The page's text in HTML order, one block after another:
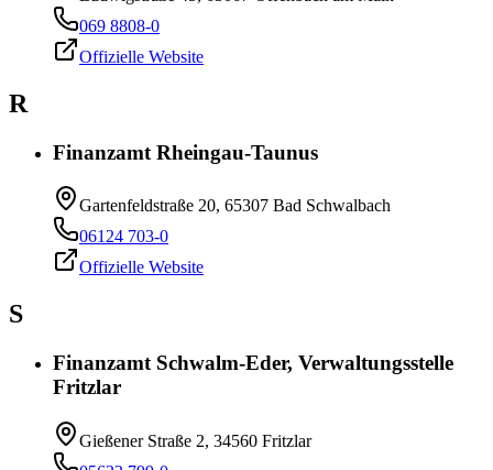
069 8808-0
Offizielle Website
R
Finanzamt Rheingau-Taunus
Gartenfeldstraße 20, 65307 Bad Schwalbach
06124 703-0
Offizielle Website
S
Finanzamt Schwalm-Eder, Verwaltungsstelle
Fritzlar
Gießener Straße 2, 34560 Fritzlar